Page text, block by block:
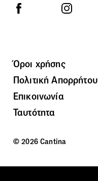
Όροι χρήσης
Πολιτική Απορρήτου
Επικοινωνία
Ταυτότητα
© 2026 Cantina